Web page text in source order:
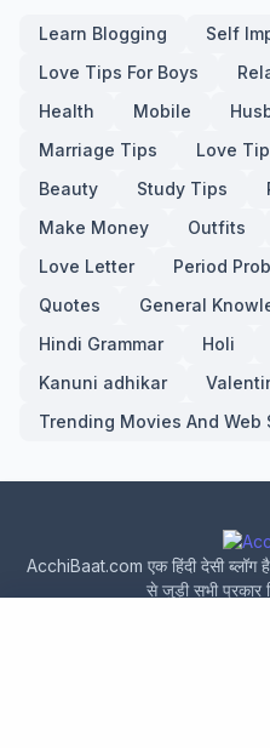
Learn Blogging
Self
Love Tips For Boys
Health
Mobile
Marriage Tips
Love
Beauty
Study Tips
Make Money
Outfits
Love Letter
Period
Quotes
General
Hindi Grammar
Holi
Kanuni adhikar
Trending Movies And Web
AcchiBaat.com एक हिंदी देसी ब्लॉग
से जुड़ी सभी प्रकार